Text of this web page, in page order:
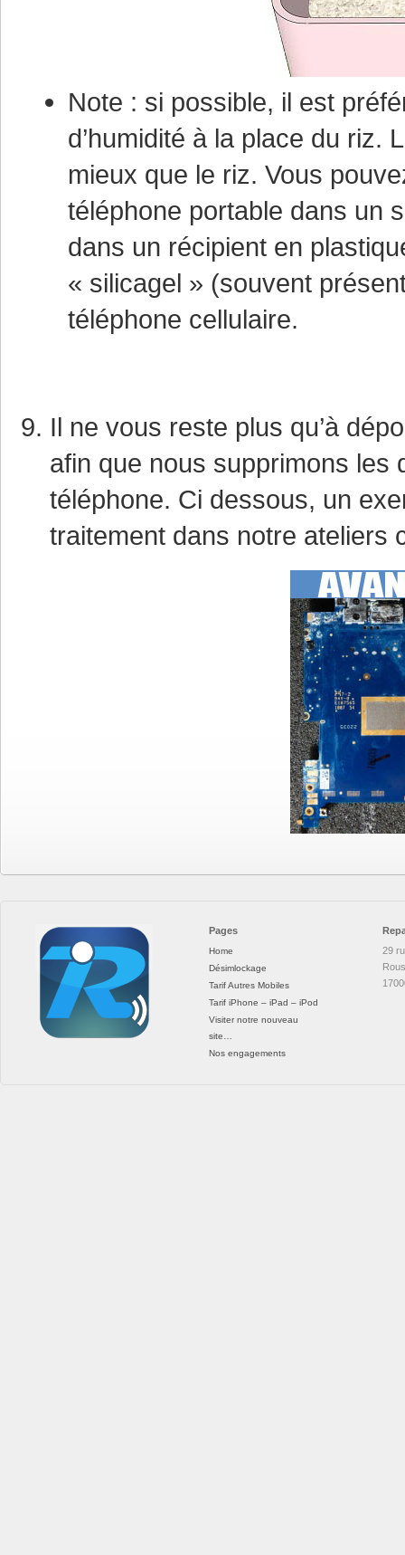
Note : si possible, il est
d’humidité à la place du riz.
mieux que le riz. Vous
téléphone portable dans un
dans un récipient en
« silicagel » (souvent
téléphone cellulaire.
Il ne vous reste plus qu’à
afin que nous supprimons les
téléphone. Ci dessous, un
traitement dans notre ateliers
Pages
Home
Désimlockage
Tarif Autres Mobiles
Tarif iPhone – iPad – iPod
Visiter notre nouveau
site…
Nos engagements
29